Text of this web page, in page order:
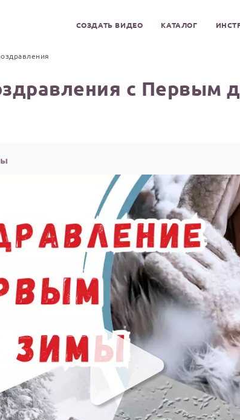
СОЗДАТЬ ВИДЕО КАТАЛОГ
с Первым